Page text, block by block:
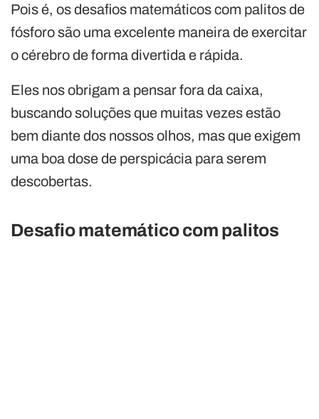
Pois é, os desafios matemáticos com palitos de
fósforo são uma excelente maneira de exercitar
o cérebro de forma divertida e rápida.
Eles nos obrigam a pensar fora da caixa,
buscando soluções que muitas vezes estão
bem diante dos nossos olhos, mas que exigem
uma boa dose de perspicácia para serem
descobertas.
Desafio matemático com palitos